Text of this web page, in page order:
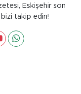
Eskişehir son
takip edin!